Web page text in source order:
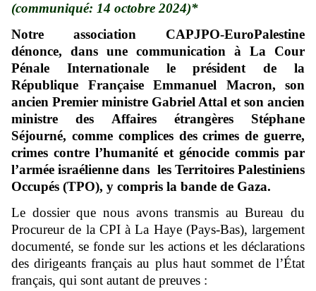
(communiqué: 14 octobre 2024)*
Notre association CAPJPO-EuroPalestine
dénonce, dans une communication à La Cour
Pénale Internationale le président de la
République Française Emmanuel Macron, son
ancien Premier ministre Gabriel Attal et son ancien
ministre des Affaires étrangères Stéphane
Séjourné, comme complices des crimes de guerre,
crimes contre l’humanité et génocide commis par
l’armée israélienne dans les Territoires Palestiniens
Occupés (TPO), y compris la bande de Gaza.
Le dossier que nous avons transmis au Bureau du
Procureur de la CPI à La Haye (Pays-Bas), largement
documenté, se fonde sur les actions et les déclarations
des dirigeants français au plus haut sommet de l’État
français, qui sont autant de preuves :